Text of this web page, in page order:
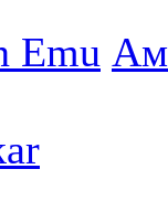
Emu